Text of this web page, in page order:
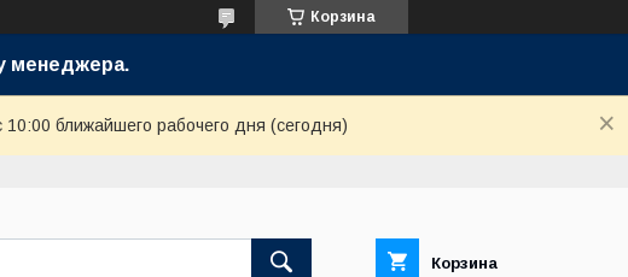
Корзина
менеджера.
ближайшего рабочего дня (сегодня)
Корзина